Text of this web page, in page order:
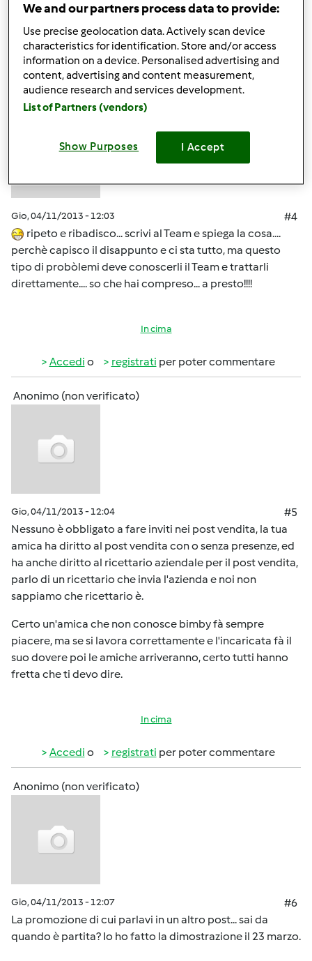
In cima
Accedio registratiper poter commentare
Anonimo (non verificato)
Gio, 04/11/2013 - 12:03
#4
ripeto e ribadisco... scrivi al Team e spiega la cosa....
perchè capisco il disappunto e ci sta tutto, ma questo
tipo di probòlemi deve conoscerli il Team e trattarli
direttamente.... so che hai compreso... a presto!!!!
In cima
Accedi o registrati per poter commentare
Anonimo (non verificato)
Gio, 04/11/2013 - 12:04
#5
Nessuno è obbligato a fare inviti nei post vendita, la tua
amica ha diritto al post vendita con o senza presenze, ed
ha anche diritto al ricettario aziendale per il post vendita,
parlo di un ricettario che invia l'azienda e noi non
sappiamo che ricettario è.
Certo un'amica che non conosce bimby fà sempre
piacere, ma se si lavora correttamente e l'incaricata fà il
suo dovere poi le amiche arriveranno, certo tutti hanno
fretta che ti devo dire.
In cima
Accedi o registrati per poter commentare
Anonimo (non verificato)
Gio, 04/11/2013 - 12:07
#6
La promozione di cui parlavi in un altro post... sai da
quando è partita? Io ho fatto la dimostrazione il 23 marzo.
We and our partners process data to provide:
Use precise geolocation data. Actively scan device
characteristics for identification. Store and/or access
information on a device. Personalised advertising and
content, advertising and content measurement,
audience research and services development.
List of Partners (vendors)
Show Purposes I Accept